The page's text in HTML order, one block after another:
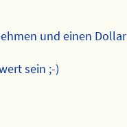
und einen Dollar
sein ;-)